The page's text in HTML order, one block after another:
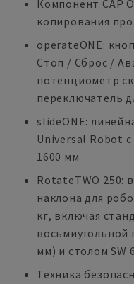
Компонент CAP
копирования
operateONE:
Стоп / Сброс /
потенциометр
переключатель
slideONE:
Universal Robot
1600 мм
RotateTWO 250:
наклона для
кг, включая
восьмиугольной
мм) и столом SW
Техника